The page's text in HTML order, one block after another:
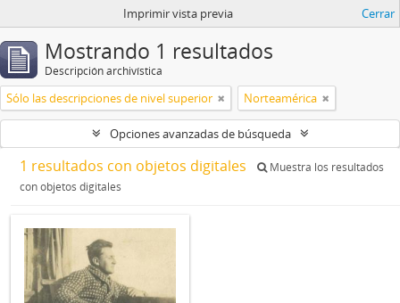
Imprimir vista previa Cerrar
Mostrando 1 resultados
Descripción archivística
Sólo las descripciones de nivel superior Norteamérica
Opciones avanzadas de búsqueda
1 resultados con objetos digitales
Muestra los resultados
con objetos digitales